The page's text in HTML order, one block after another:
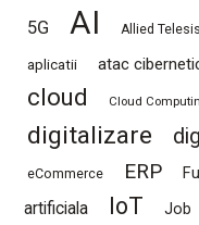
5G AI Allied Telesis
aplicatii atac
cloud Cloud
digitalizare
eCommerce ERP
artificiala
IoT Job